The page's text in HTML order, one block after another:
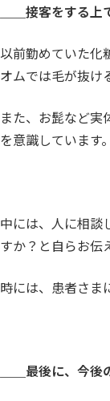
＿＿接客をする
以前勤めていた化
オムでは毛が抜け
また、お髭など
を意識しています。
中には、人に相談
すか？と自らお伝
時には、患者さま
＿＿最後に、今